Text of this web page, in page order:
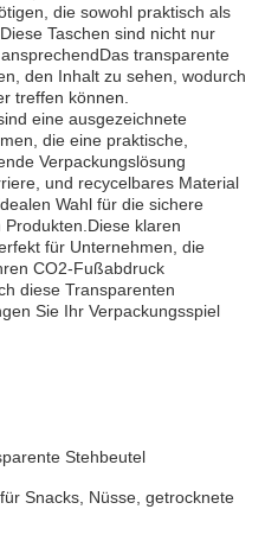
die sowohl praktisch als
Taschen sind nicht nur
transparente
den Inhalt zu sehen, wodurch
treffen können.
eine ausgezeichnete
die eine praktische,
Verpackungslösung
und recycelbares Material
Wahl für die sichere
klaren
für Unternehmen, die
CO2-Fußabdruck
diese Transparenten
Sie Ihr Verpackungsspiel
Stehbeutel
Snacks, Nüsse, getrocknete